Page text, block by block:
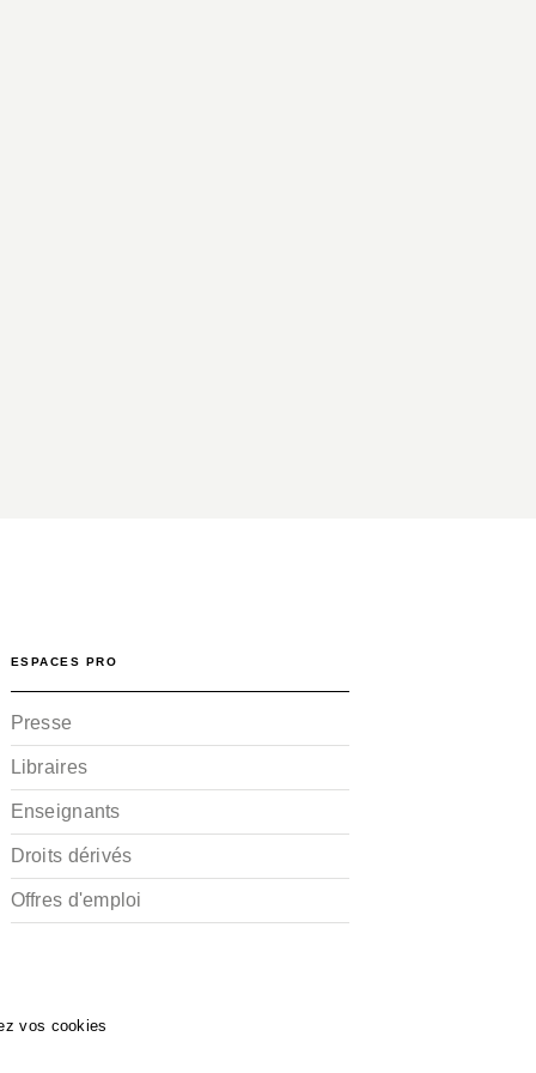
ESPACES PRO
Presse
Libraires
Enseignants
Droits dérivés
Offres d'emploi
vos cookies